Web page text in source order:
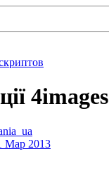
4images
Мар 2013